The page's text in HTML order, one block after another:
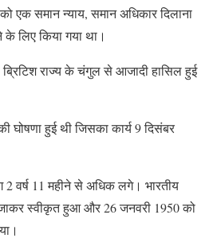
को एक समान न्याय, समान अधिकार दिलाना
लिए किया गया था।
राज्य के चंगुल से आजादी हासिल हुई
घोषणा हुई थी जिसका कार्य 9 दिसंबर
वर्ष 11 महीने से अधिक लगे। भारतीय
स्वीकृत हुआ और 26 जनवरी 1950 को